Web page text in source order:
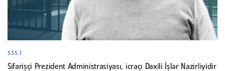
535.1
Sifarişçi Prezident Administrasiyası, icraçı Daxili İşlər Nazirliyidir